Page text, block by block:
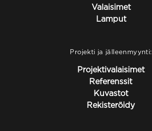
Valaisimet
Lamput
Projekti ja jälleenmyynti:
Projektivalaisimet
Referenssit
Kuvastot
Rekisteröidy